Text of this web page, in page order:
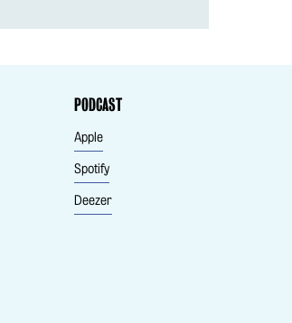
PODCAST
Apple
Spotify
Deezer